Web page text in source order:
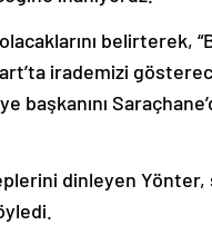
belirterek,
irademizi
başkanını
dinleyen